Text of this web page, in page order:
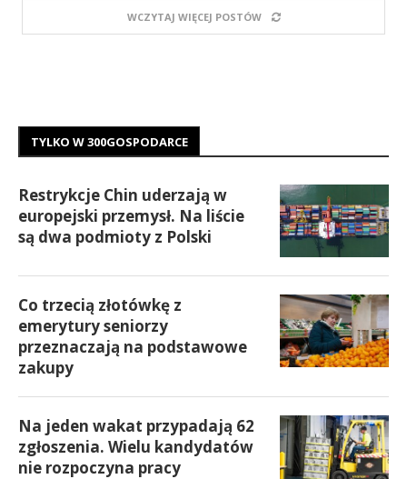
WCZYTAJ WIĘCEJ POSTÓW
TYLKO W 300GOSPODARCE
Restrykcje Chin uderzają w
europejski przemysł. Na liście
są dwa podmioty z Polski
Co trzecią złotówkę z
emerytury seniorzy
przeznaczają na podstawowe
zakupy
Na jeden wakat przypadają 62
zgłoszenia. Wielu kandydatów
nie rozpoczyna pracy